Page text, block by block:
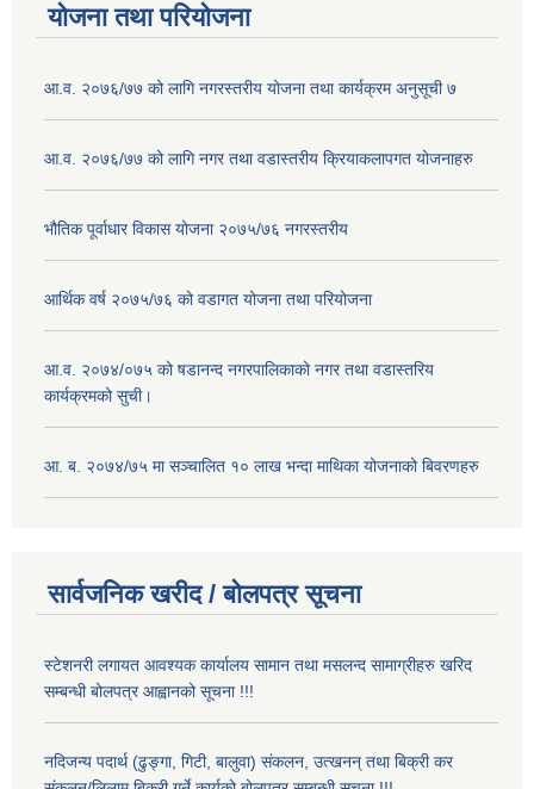
योजना तथा परियोजना
आ.व. २०७६/७७ को लागि नगरस्तरीय योजना तथा कार्यक्रम अनुसूची ७
आ.व. २०७६/७७ को लागि नगर तथा वडास्तरीय क्रियाकलापगत योजनाहरु
भौतिक पूर्वाधार विकास योजना २०७५/७६ नगरस्तरीय
आर्थिक वर्ष २०७५/७६ को वडागत योजना तथा परियोजना
आ.व. २०७४/०७५ को षडानन्द नगरपालिकाको नगर तथा वडास्तरिय
कार्यक्रमको सुची।
आ. ब. २०७४/७५ मा सञ्चालित १० लाख भन्दा माथिका योजनाको बिवरणहरु
सार्वजनिक खरीद / बोलपत्र सूचना
स्टेशनरी लगायत आवश्यक कार्यालय सामान तथा मसलन्द सामाग्रीहरु खरिद
सम्बन्धी बोलपत्र आह्वानको सूचना !!!
नदिजन्य पदार्थ (ढुङ्गा, गिटी, बालुवा) संकलन, उत्खनन् तथा बिक्री कर